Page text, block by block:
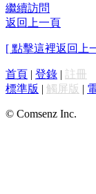
繼續訪問
返回上一頁
[ 點擊這裡返回上
首頁 | 登錄 | 註冊
標準版 | 觸屏版 |
© Comsenz Inc.